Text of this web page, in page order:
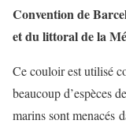
Convention de
et du littoral de la
Ce couloir est utilisé
beaucoup d’espèces
marins sont menacés